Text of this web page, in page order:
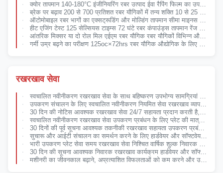
क्योर तापमान 140-180°C इंजीनियरिंग रबर उत्पाद ईवा रैपिंग फिल्म का उपयोग करके विश्वसनीयता और मजबूती के लिए डिज़ाइन किए गए
ब्रेक पर बढ़ाव 200 से 700 प्रतिशत रबर यौगिकों में तन्य शक्ति 10 से 25 एमपीए औद्योगिक घटक के लिए
ऑटोमोबाइल रबर भागों का एक्सट्रूडिंग और मोल्डिंग तापमान सीमा माइनस 40°C से 100°C वाहनों के लिए सीलिंग और इन्सुलेशन समाधान
हीट एजिंग टेस्ट 125 सेल्सियस टाइम्स 72 घंटे रबर कंपाउंड्स तापमान रेंज माइनस 50 सेल्सियस से 150 सेल्सियस जिसमें ईवा रैपिंग फिल्म शामिल है
आंतरिक मिक्सर या दो रोल मिल एईएम रबर यौगिक रबर यौगिकों विभिन्न औद्योगिक वातावरण में के लिए इंजीनियर
गर्मी उम्र बढ़ने का परीक्षण 125oc×72hrs रबर यौगिक औद्योगिक के लिए ईवीए रैपिंग फिल्म के साथ ब्रेक पर 200-700 प्रतिशत तक लम्बाई प्रदान करते हैं
रखरखाव सेवा
स्वचालित नवीनीकरण रखरखाव सेवा के साथ बहिष्करण उपभोग्य सामग्रियां उपयोगकर्ता क्षति रद्द नीति 30 दिन की सूचना आवश्यक सहायता
उपकरण संचालन के लिए स्वचालित नवीनीकरण नियमित सेवा रखरखाव व्यापक निवारक और सुधारात्मक रखरखाव
30 दिन की नोटिस आवश्यक रखरखाव सेवा 24/7 सहायता प्रदान करती है, जिसमें उपभोज्य वस्तुएं और उपयोगकर्ता क्षति शामिल नहीं है, प्रदर्शन सुनिश्चित करती है
स्वचालित नवीनीकरण रखरखाव सेवा उपकरण प्रबंधन के लिए प्लेट की मात्रा के अनुसार मूल भागों का उपयोग किया और सेवा समय का उपयोग
30 दिनों की पूर्व सूचना आवश्यक तकनीकी रखरखाव सहायता उपकरण प्रबंधन और डाउनटाइम को कम करने के लिए साइट पर दूरस्थ सहायता सेवाएं
सुचारू और आईटी संचालन का समर्थन करने के लिए हार्डवेयर और सॉफ्टवेयर कार्यों को कवर करने वाला मासिक या त्रैमासिक अनुसूचित रखरखाव समर्थन
भारी उपकरण प्लेट सेवा समय रखरखाव सेवा निश्चित वार्षिक शुल्क निवारक और सुधारात्मक रखरखाव की मात्रा
30 दिन की सूचना आवश्यक निवारक रखरखाव कार्यक्रम हार्डवेयर और सॉफ्टवेयर पर केंद्रित रखरखाव प्रदान करने और सिस्टम विफलताओं को कम करने के लिए
मशीनरी का जीवनकाल बढ़ाने, अप्रत्याशित विफलताओं को कम करने और उत्पादन निरंतरता में सुधार के लिए डिज़ाइन की गई पेशेवर रखरखाव सेवा